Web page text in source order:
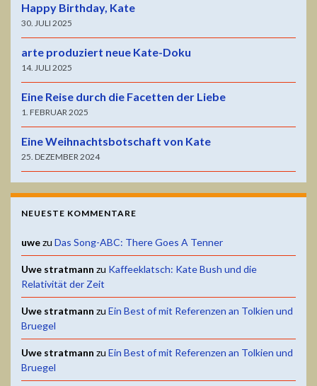
Happy Birthday, Kate
30. JULI 2025
arte produziert neue Kate-Doku
14. JULI 2025
Eine Reise durch die Facetten der Liebe
1. FEBRUAR 2025
Eine Weihnachtsbotschaft von Kate
25. DEZEMBER 2024
NEUESTE KOMMENTARE
uwezu Das Song-ABC: There Goes A Tenner
Uwe stratmann zu Kaffeeklatsch: Kate Bush und die
Relativität der Zeit
Uwe stratmann zu Ein Best of mit Referenzen an Tolkien und
Bruegel
Uwe stratmann zu Ein Best of mit Referenzen an Tolkien und
Bruegel